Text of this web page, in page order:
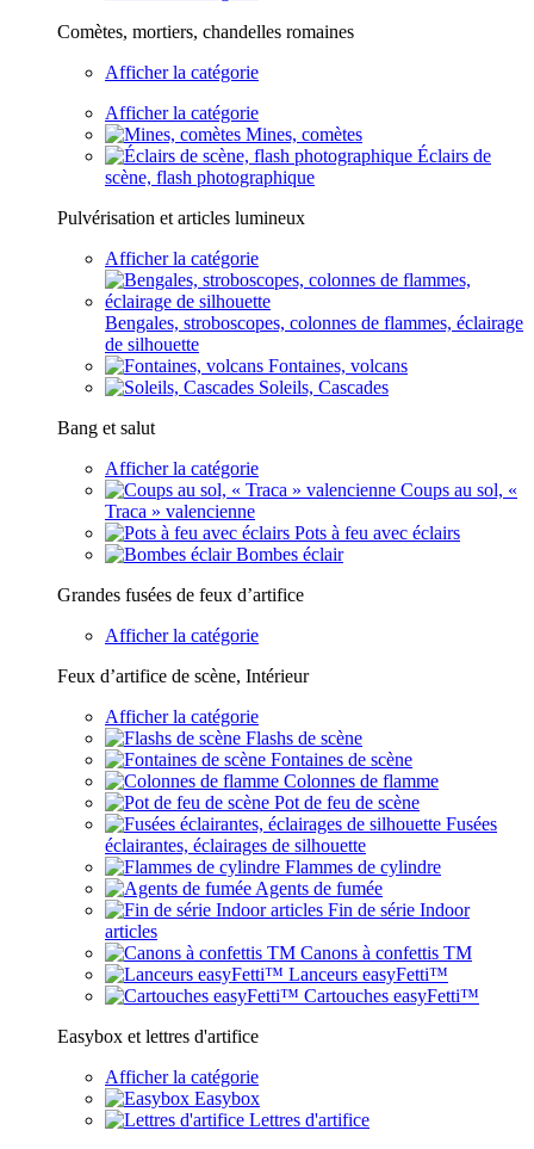
Comètes, mortiers, chandelles romaines
Afficher la catégorie
Afficher la catégorie
Mines, comètes
Éclairs de
scène, flash photographique
Pulvérisation et articles lumineux
Afficher la catégorie
Bengales, stroboscopes, colonnes de flammes, éclairage
de silhouette
Fontaines, volcans
Soleils, Cascades
Bang et salut
Afficher la catégorie
Coups au sol, «
Traca » valencienne
Pots à feu avec éclairs
Bombes éclair
Grandes fusées de feux d’artifice
Afficher la catégorie
Feux d’artifice de scène, Intérieur
Afficher la catégorie
Flashs de scène
Fontaines de scène
Colonnes de flamme
Pot de feu de scène
Fusées
éclairantes, éclairages de silhouette
Flammes de cylindre
Agents de fumée
Fin de série Indoor
articles
Canons à confettis TM
Lanceurs easyFetti™
Cartouches easyFetti™
Easybox et lettres d'artifice
Afficher la catégorie
Easybox
Lettres d'artifice